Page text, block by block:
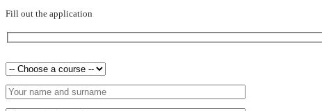
Fill out the application